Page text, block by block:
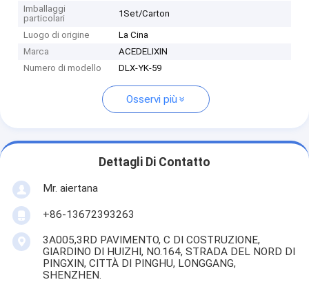
Imballaggi
particolari
1Set/Carton
Luogo di origine
La Cina
Marca
ACEDELIXIN
Numero di modello
DLX-YK-59
Osservi più
Dettagli Di Contatto
Mr. aiertana
+86-13672393263
3A005,3RD PAVIMENTO, C DI COSTRUZIONE,
GIARDINO DI HUIZHI, NO.164, STRADA DEL NORD DI
PINGXIN, CITTÀ DI PINGHU, LONGGANG,
SHENZHEN.